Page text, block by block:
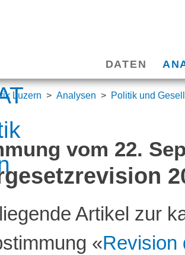
DATEN
Luzern Analysen Politik und
vom 22.
Artikel zur
«Revision